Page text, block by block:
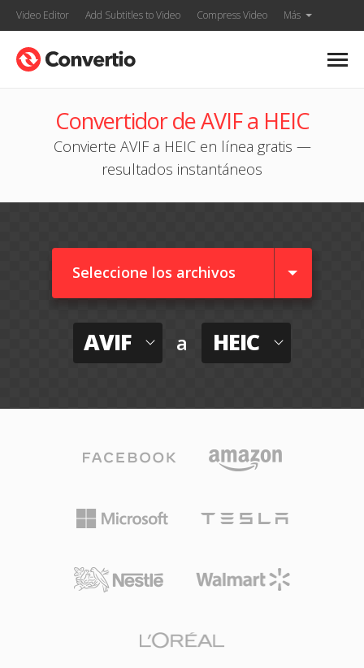
Video Editor Add Subtitles to Video Compress Video Más
Convertidor de AVIF a HEIC
Convierte AVIF a HEIC en línea gratis —
resultados instantáneos
Seleccione los archivos
AVIF a HEIC